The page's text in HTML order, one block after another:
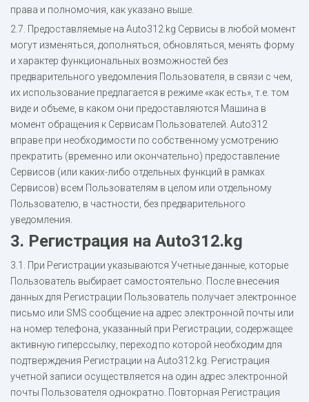
права и полномочия, как указано выше.
2.7. Предоставляемые на Auto312.kg Сервисы в любой момент
могут изменяться, дополняться, обновляться, менять форму
и характер функциональных возможностей без
предварительного уведомления Пользователя, в связи с чем,
их использование предлагается в режиме «как есть», т.е. том
виде и объеме, в каком они предоставляются Машина в
момент обращения к Сервисам Пользователей. Auto312
вправе при необходимости по собственному усмотрению
прекратить (временно или окончательно) предоставление
Сервисов (или каких-либо отдельных функций в рамках
Сервисов) всем Пользователям в целом или отдельному
Пользователю, в частности, без предварительного
уведомления.
3. Регистрация на Auto312.kg
3.1. При Регистрации указываются Учетные данные, которые
Пользователь выбирает самостоятельно. После внесения
данных для Регистрации Пользователь получает электронное
письмо или SMS сообщение на адрес электронной почты или
на номер телефона, указанный при Регистрации, содержащее
активную гиперссылку, переход по которой необходим для
подтверждения Регистрации на Auto312.kg. Регистрация
учетной записи осуществляется на один адрес электронной
почты Пользователя однократно. Повторная Регистрация